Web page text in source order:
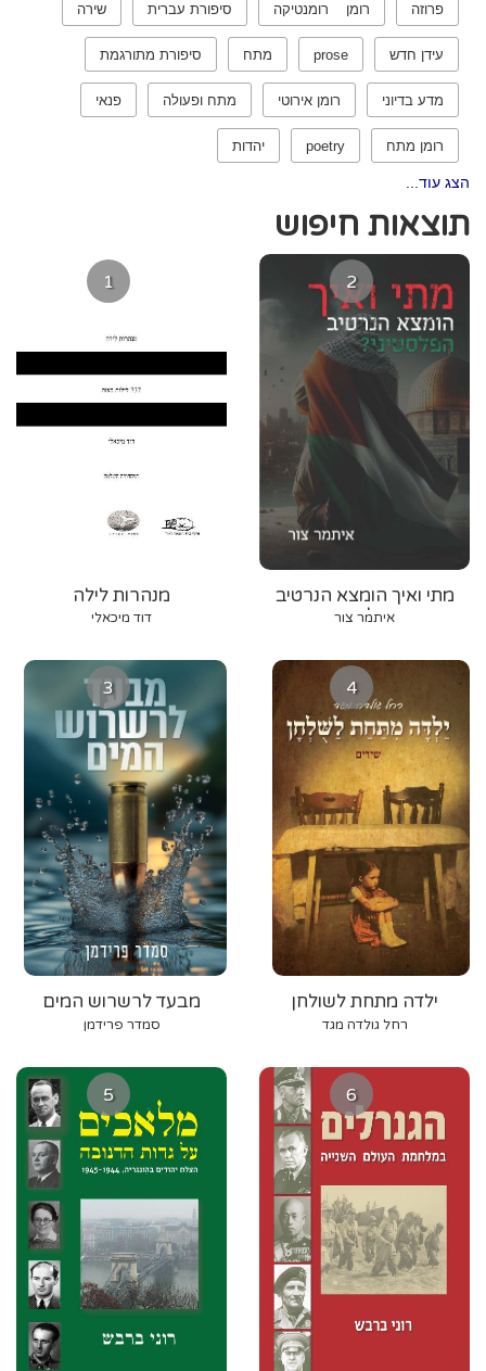
פרוזה רומן רומנטיקה סיפורת עברית שירה
עידן חדש prose מתח סיפורת מתורגמת
מדע בדיוני רומן אירוטי מתח ופעולה פנאי
רומן מתח poetry יהדות
הצג עוד...
תוצאות חיפוש
1
מנהרות לילה
דוד מיכאלי
2
מתי ואיך הומצא הנרטיב
הפלסטיני
איתמר צור
3
מבעד לרשרוש המים
סמדר פרידמן
4
ילדה מתחת לשולחן
רחל גולדה מגד
5 6